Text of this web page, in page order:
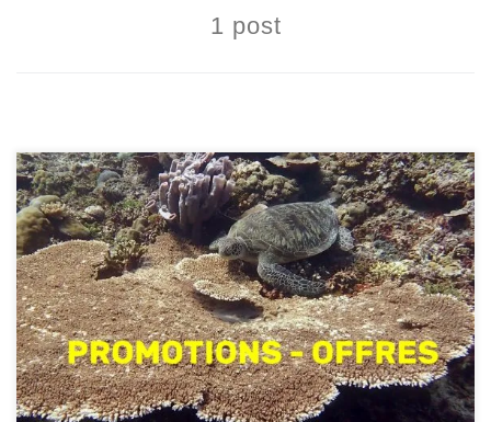
1 post
Harga spesial kami, menyelam dan resor.
Penyelaman kami dilakukan dari kapal
selam kami, kami berada di Pantai Sire,
Lombok dan menyelam di sekitar 3 pulau
Gili dan Pantai Sire. Semua
kursus/penyelaman menyenangkan kami
diawasi oleh seseorang dengan sertifikasi
menyelam PADI yang tepat. Diskun kursus